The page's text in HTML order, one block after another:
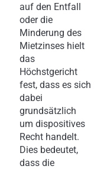
auf den Entfall
oder die
Minderung des
Mietzinses hielt
das
Höchstgericht
fest, dass es sich
dabei
grundsätzlich
um dispositives
Recht handelt.
Dies bedeutet,
dass die